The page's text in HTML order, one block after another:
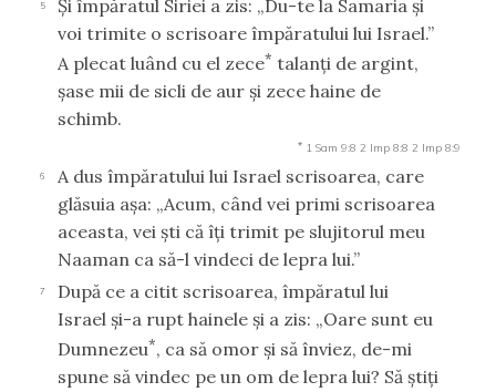
5
Şi împăratul Siriei a zis: „Du-te la Samaria şi
voi trimite o scrisoare împăratului lui Israel.”
A plecat luând cu el zece* talanţi de argint,
şase mii de sicli de aur şi zece haine de
schimb.
* 1 Sam 9:8 2 Imp 8:8 2 Imp 8:9
6
A dus împăratului lui Israel scrisoarea, care
glăsuia aşa: „Acum, când vei primi scrisoarea
aceasta, vei şti că îţi trimit pe slujitorul meu
Naaman ca să-l vindeci de lepra lui.”
7
După ce a citit scrisoarea, împăratul lui
Israel şi-a rupt hainele şi a zis: „Oare sunt eu
Dumnezeu*, ca să omor şi să înviez, de-mi
spune să vindec pe un om de lepra lui? Să ştiţi